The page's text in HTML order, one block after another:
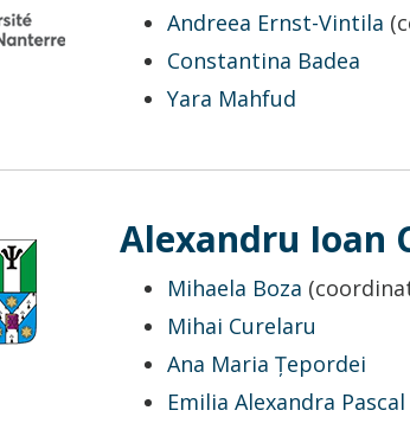
Andreea Ernst-Vintila (
Constantina Badea
Yara Mahfud
Alexandru Ioan
Mihaela Boza
Mihai Curelaru
Ana Maria Țepordei
Emilia Alexandra Pascal